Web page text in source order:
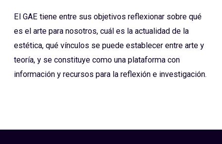
El GAE tiene entre sus objetivos reflexionar sobre qué
es el arte para nosotros, cuál es la actualidad de la
estética, qué vínculos se puede establecer entre arte y
teoría, y se constituye como una plataforma con
información y recursos para la reflexión e investigación.